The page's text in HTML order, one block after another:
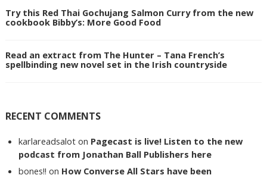
Try this Red Thai Gochujang Salmon Curry from the new
cookbook Bibby’s: More Good Food
Read an extract from The Hunter – Tana French’s
spellbinding new novel set in the Irish countryside
RECENT COMMENTS
karlareadsalot on Pagecast is live! Listen to the new
podcast from Jonathan Ball Publishers here
bones!! on How Converse All Stars have been